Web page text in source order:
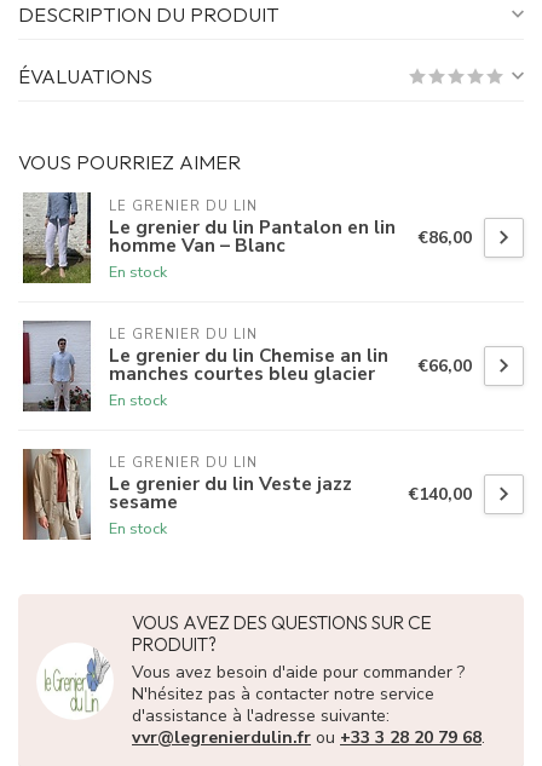
DESCRIPTION DU PRODUIT
ÉVALUATIONS
VOUS POURRIEZ AIMER
LE GRENIER DU LIN
Le grenier du lin Pantalon en lin
homme Van – Blanc
En stock
€86,00
LE GRENIER DU LIN
Le grenier du lin Chemise an lin
manches courtes bleu glacier
En stock
€66,00
LE GRENIER DU LIN
Le grenier du lin Veste jazz
sesame
En stock
€140,00
VOUS AVEZ DES QUESTIONS SUR CE
PRODUIT?
Vous avez besoin d'aide pour commander ?
N'hésitez pas à contacter notre service
d'assistance à l'adresse suivante:
vvr@legrenierdulin.fr ou +33 3 28 20 79 68.